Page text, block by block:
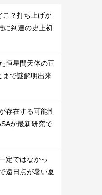
こ？打ち上げか
に到達の史上初
恒星間天体の正
まで謎解明出来
存在する可能性
が最新研究で
定ではなかっ
遠日点が暑い夏